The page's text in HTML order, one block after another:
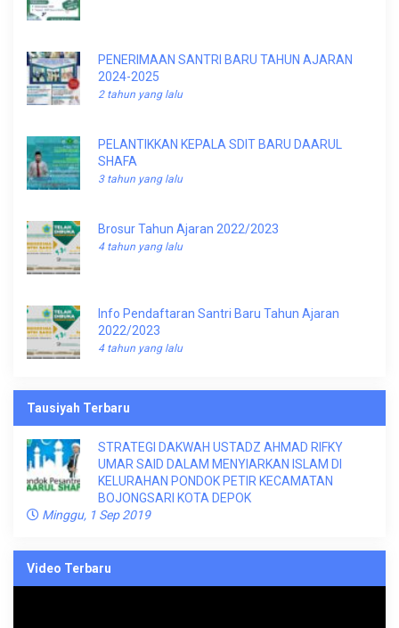
PENERIMAAN SANTRI BARU TAHUN AJARAN
2024-2025
2 tahun yang lalu
PELANTIKKAN KEPALA SDIT BARU DAARUL
SHAFA
3 tahun yang lalu
Brosur Tahun Ajaran 2022/2023
4 tahun yang lalu
Info Pendaftaran Santri Baru Tahun Ajaran
2022/2023
4 tahun yang lalu
Tausiyah Terbaru
STRATEGI DAKWAH USTADZ AHMAD RIFKY
UMAR SAID DALAM MENYIARKAN ISLAM DI
KELURAHAN PONDOK PETIR KECAMATAN
BOJONGSARI KOTA DEPOK
Minggu, 1 Sep 2019
Video Terbaru